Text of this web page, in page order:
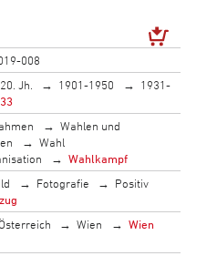
008
20. Jh. 1901-1950
1931-
Wahlen und
Wahl
Wahlkampf
Fotografie
Positiv
Wien
Wien